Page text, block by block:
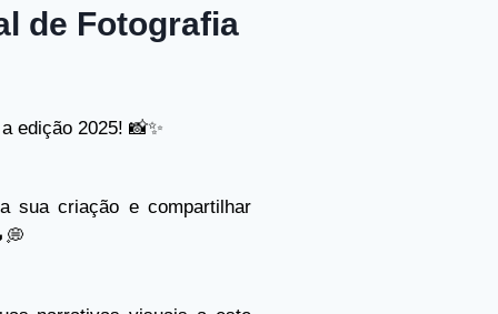
de Fotografia
edição 2025! 📸✨
sua criação e compartilhar